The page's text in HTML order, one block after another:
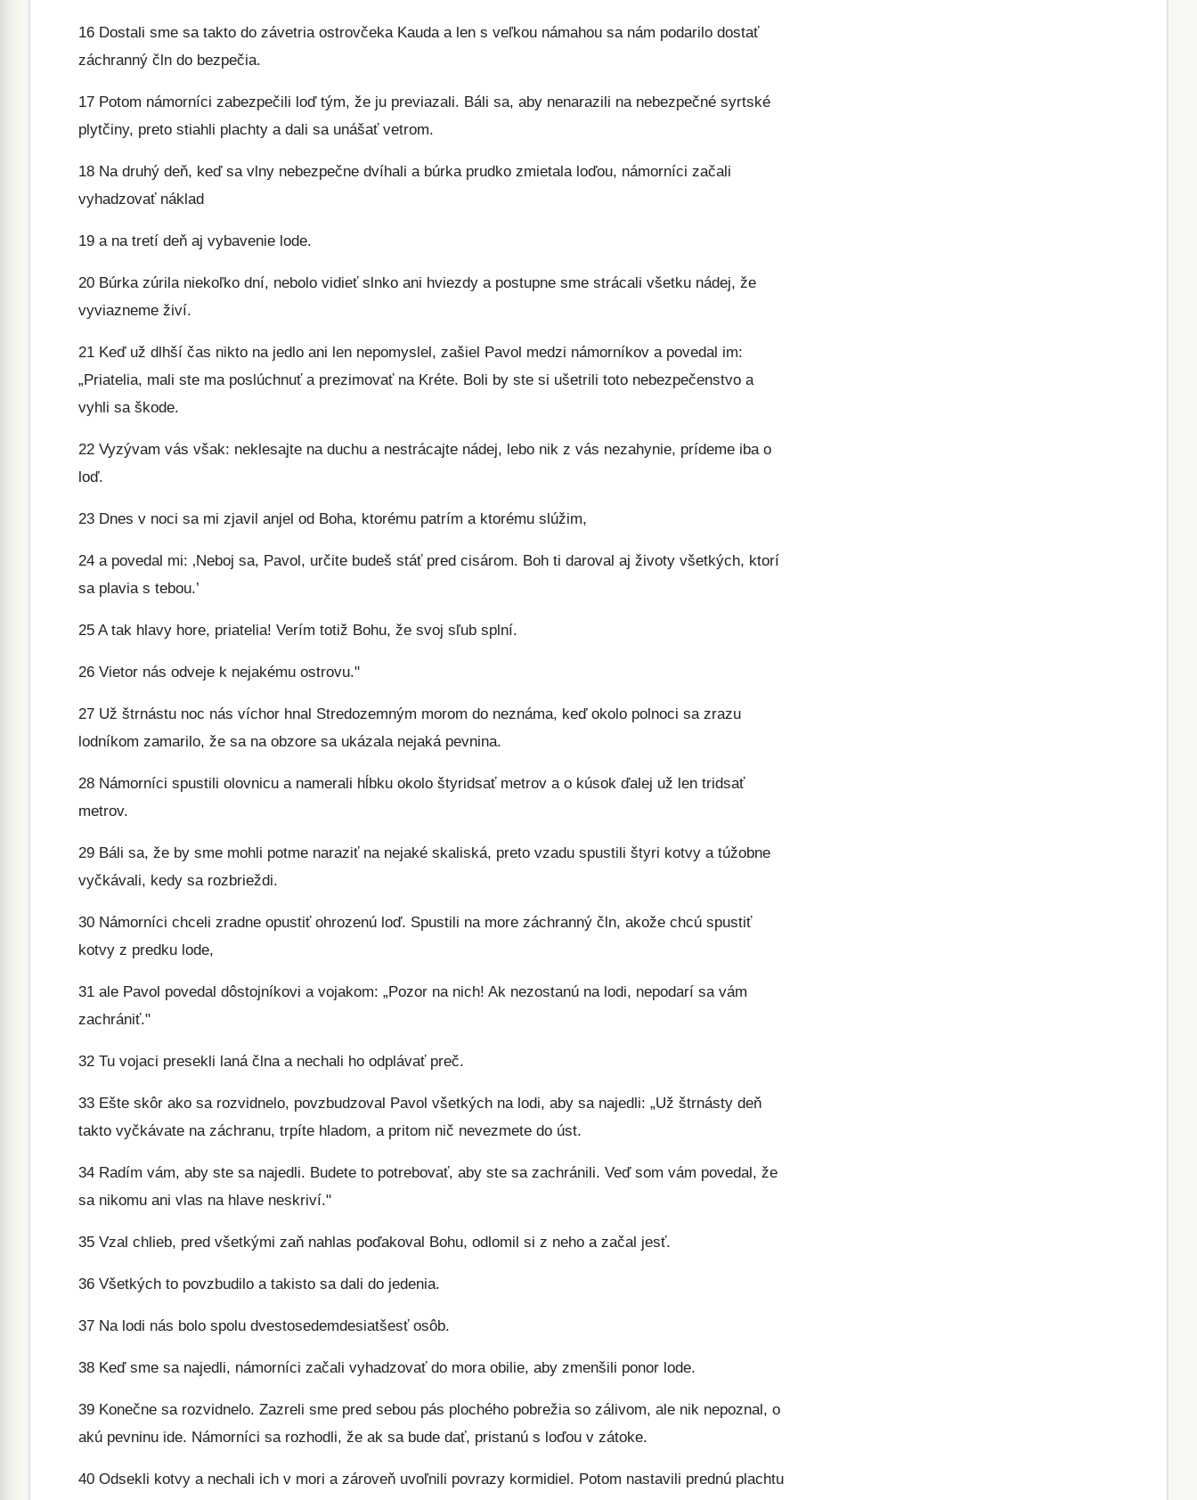
16 Dostali sme sa takto do závetria ostrovčeka Kauda a len s veľkou námahou sa nám podarilo dostať
záchranný čln do bezpečia.
17 Potom námorníci zabezpečili loď tým, že ju previazali. Báli sa, aby nenarazili na nebezpečné syrtské
plytčiny, preto stiahli plachty a dali sa unášať vetrom.
18 Na druhý deň, keď sa vlny nebezpečne dvíhali a búrka prudko zmietala loďou, námorníci začali
vyhadzovať náklad
19 a na tretí deň aj vybavenie lode.
20 Búrka zúrila niekoľko dní, nebolo vidieť slnko ani hviezdy a postupne sme strácali všetku nádej, že
vyviazneme živí.
21 Keď už dlhší čas nikto na jedlo ani len nepomyslel, zašiel Pavol medzi námorníkov a povedal im:
„Priatelia, mali ste ma poslúchnuť a prezimovať na Kréte. Boli by ste si ušetrili toto nebezpečenstvo a
vyhli sa škode.
22 Vyzývam vás však: neklesajte na duchu a nestrácajte nádej, lebo nik z vás nezahynie, prídeme iba o
loď.
23 Dnes v noci sa mi zjavil anjel od Boha, ktorému patrím a ktorému slúžim,
24 a povedal mi: ‚Neboj sa, Pavol, určite budeš stáť pred cisárom. Boh ti daroval aj životy všetkých, ktorí
sa plavia s tebou.’
25 A tak hlavy hore, priatelia! Verím totiž Bohu, že svoj sľub splní.
26 Vietor nás odveje k nejakému ostrovu."
27 Už štrnástu noc nás víchor hnal Stredozemným morom do neznáma, keď okolo polnoci sa zrazu
lodníkom zamarilo, že sa na obzore sa ukázala nejaká pevnina.
28 Námorníci spustili olovnicu a namerali hĺbku okolo štyridsať metrov a o kúsok ďalej už len tridsať
metrov.
29 Báli sa, že by sme mohli potme naraziť na nejaké skaliská, preto vzadu spustili štyri kotvy a túžobne
vyčkávali, kedy sa rozbrieždi.
30 Námorníci chceli zradne opustiť ohrozenú loď. Spustili na more záchranný čln, akože chcú spustiť
kotvy z predku lode,
31 ale Pavol povedal dôstojníkovi a vojakom: „Pozor na nich! Ak nezostanú na lodi, nepodarí sa vám
zachrániť."
32 Tu vojaci presekli laná člna a nechali ho odplávať preč.
33 Ešte skôr ako sa rozvidnelo, povzbudzoval Pavol všetkých na lodi, aby sa najedli: „Už štrnásty deň
takto vyčkávate na záchranu, trpíte hladom, a pritom nič nevezmete do úst.
34 Radím vám, aby ste sa najedli. Budete to potrebovať, aby ste sa zachránili. Veď som vám povedal, že
sa nikomu ani vlas na hlave neskriví."
35 Vzal chlieb, pred všetkými zaň nahlas poďakoval Bohu, odlomil si z neho a začal jesť.
36 Všetkých to povzbudilo a takisto sa dali do jedenia.
37 Na lodi nás bolo spolu dvestosedemdesiatšesť osôb.
38 Keď sme sa najedli, námorníci začali vyhadzovať do mora obilie, aby zmenšili ponor lode.
39 Konečne sa rozvidnelo. Zazreli sme pred sebou pás plochého pobrežia so zálivom, ale nik nepoznal, o
akú pevninu ide. Námorníci sa rozhodli, že ak sa bude dať, pristanú s loďou v zátoke.
40 Odsekli kotvy a nechali ich v mori a zároveň uvoľnili povrazy kormidiel. Potom nastavili prednú plachtu